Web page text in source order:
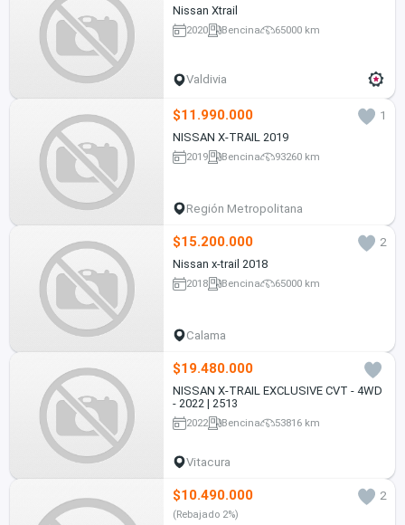
Nissan Xtrail
2020 Bencina 65000 km
Valdivia
$11.990.000
1
NISSAN X-TRAIL 2019
2019 Bencina 93260 km
Región Metropolitana
$15.200.000
2
Nissan x-trail 2018
2018 Bencina 65000 km
Calama
$19.480.000
NISSAN X-TRAIL EXCLUSIVE CVT - 4WD
- 2022 | 2513
2022 Bencina 53816 km
Vitacura
$10.490.000 2
(Rebajado 2%)